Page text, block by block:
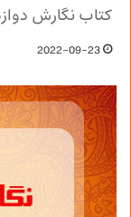
کتاب نگارش
2022-09-23